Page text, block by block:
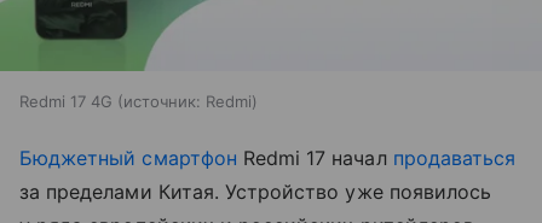
Redmi 17 4G источник: Redmi
Бюджетный смартфон Redmi 17 начал продаваться
за пределами Китая. Устройство уже появилось